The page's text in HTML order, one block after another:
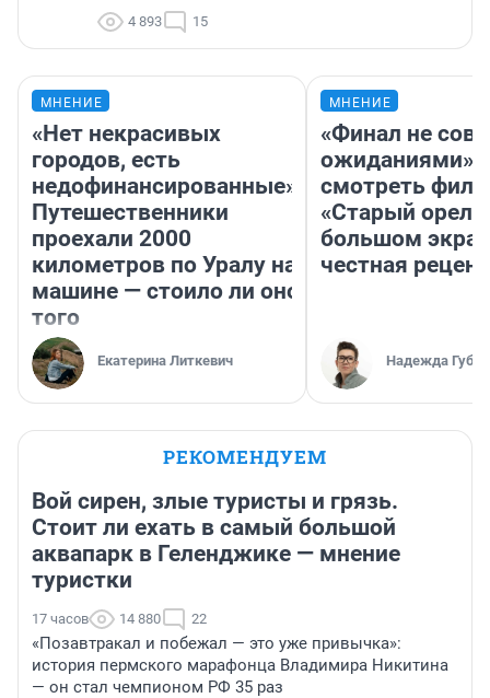
4 893 15
МНЕНИЕ
«Нет некрасивых
городов, есть
недофинансированные».
Путешественники
проехали 2000
километров по Уралу на
машине — стоило ли оно
того
Екатерина Литкевич
МНЕНИЕ
«Финал не
ожиданиями»:
смотреть
«Старый орел»
большом
честная
Надежда
РЕКОМЕНДУЕМ
Вой сирен, злые туристы и грязь.
Стоит ли ехать в самый большой
аквапарк в Геленджике — мнение
туристки
17 часов 14 880 22
«Позавтракал и побежал — это уже привычка»:
история пермского марафонца Владимира Никитина
— он стал чемпионом РФ 35 раз